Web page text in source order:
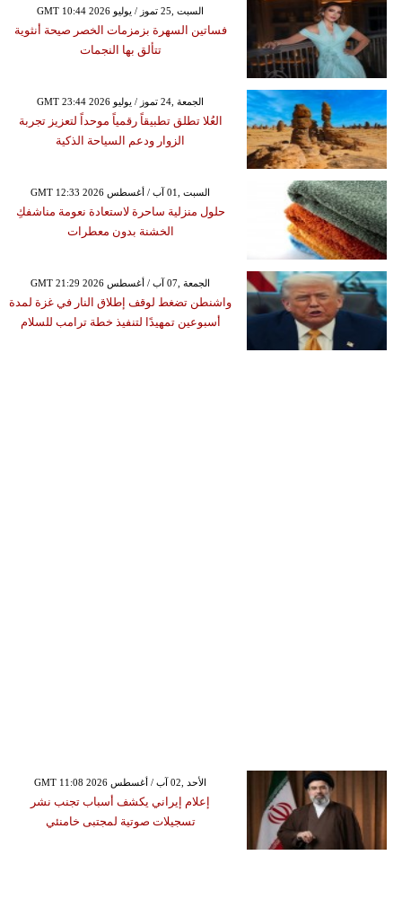
GMT 10:44 2026 السبت ,25 تموز / يوليو
فساتين السهرة بزمزمات الخصر صيحة أنثوية
تتألق بها النجمات
GMT 23:44 2026 الجمعة ,24 تموز / يوليو
العُلا تطلق تطبيقاً رقمياً موحداً لتعزيز تجربة
الزوار ودعم السياحة الذكية
GMT 12:33 2026 السبت ,01 آب / أغسطس
حلول منزلية ساحرة لاستعادة نعومة مناشفكِ
الخشنة بدون معطرات
GMT 21:29 2026 الجمعة ,07 آب / أغسطس
واشنطن تضغط لوقف إطلاق النار في غزة لمدة
أسبوعين تمهيدًا لتنفيذ خطة ترامب للسلام
GMT 11:08 2026 الأحد ,02 آب / أغسطس
إعلام إيراني يكشف أسباب تجنب نشر
تسجيلات صوتية لمجتبى خامنئي